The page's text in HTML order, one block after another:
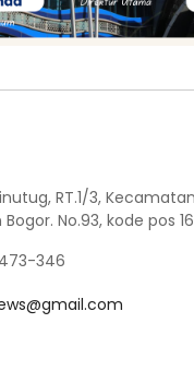
RT.1/3,
No.93, kode pos
346